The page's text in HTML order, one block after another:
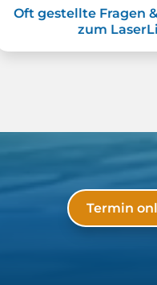
Oft gestellte Fragen
zum
Termin